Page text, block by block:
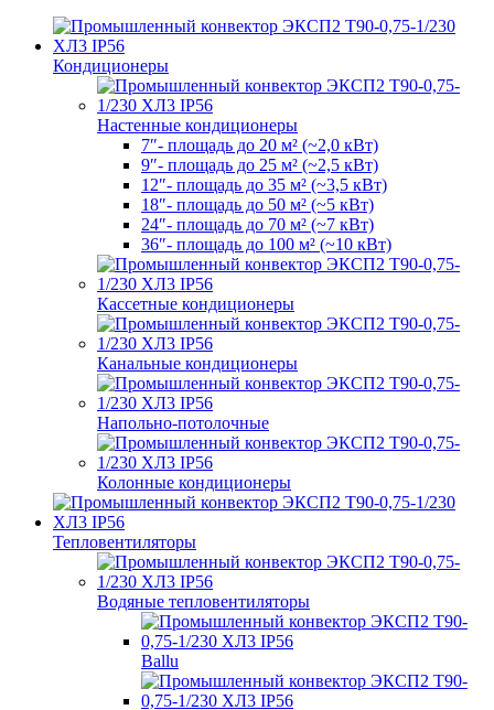
Кондиционеры
Настенные кондиционеры
7″- площадь до 20 м² (~2,0 кВт)
9″- площадь до 25 м² (~2,5 кВт)
12″- площадь до 35 м² (~3,5 кВт)
18″- площадь до 50 м² (~5 кВт)
24″- площадь до 70 м² (~7 кВт)
36″- площадь до 100 м² (~10 кВт)
Кассетные кондиционеры
Канальные кондиционеры
Напольно-потолочные
Колонные кондиционеры
Тепловентиляторы
Водяные тепловентиляторы
Ballu